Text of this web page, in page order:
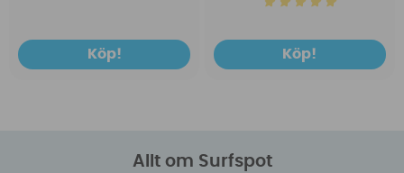
Köp! Köp!
Allt om Surfspot